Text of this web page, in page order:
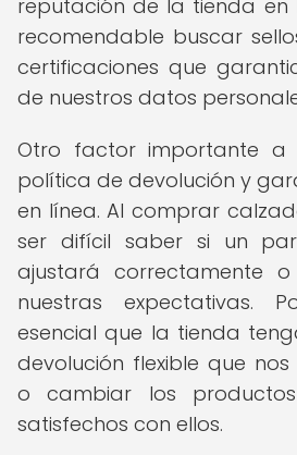
reputación de la tienda en
recomendable buscar
certificaciones que
de nuestros datos
Otro factor importante a
política de devolución y
en línea. Al comprar
ser difícil saber si un
ajustará correctamente
nuestras expectativas.
esencial que la tienda
devolución flexible que
o cambiar los
satisfechos con ellos.